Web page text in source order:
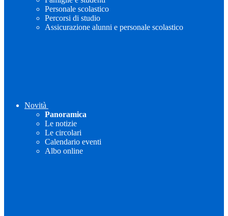
Personale scolastico
Percorsi di studio
Assicurazione alunni e personale scolastico
Novità
Panoramica
Le notizie
Le circolari
Calendario eventi
Albo online